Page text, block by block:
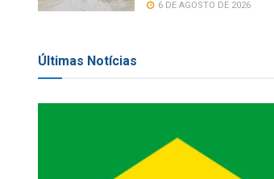
6 DE AGOSTO DE 2026
Últimas Notícias